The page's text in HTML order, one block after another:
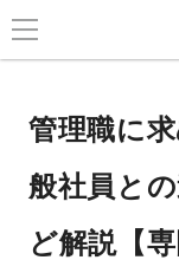
管理職に
般社員と
ど解説【専